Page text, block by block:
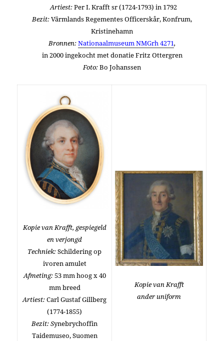
Artiest:Per I. Krafft sr (1724-1793) in 1792
Bezit:Värmlands Regementes Officerskår, Konfrum,
Kristinehamn
Bronnen:Nationaalmuseum NMGrh 4271,
in 2000 ingekocht met donatie Fritz Ottergren
Foto:Bo Johanssen
Kopie van Krafft, gespiegeld
en verjongd
Techniek:Schildering op
ivoren amulet
Afmeting:53 mm hoog x 40
mm breed
Artiest:Carl Gustaf Gillberg
(1774-1855)
Bezit: Synebrychoffin
Taidemuseo, Suomen
Kopie van Krafft
ander uniform